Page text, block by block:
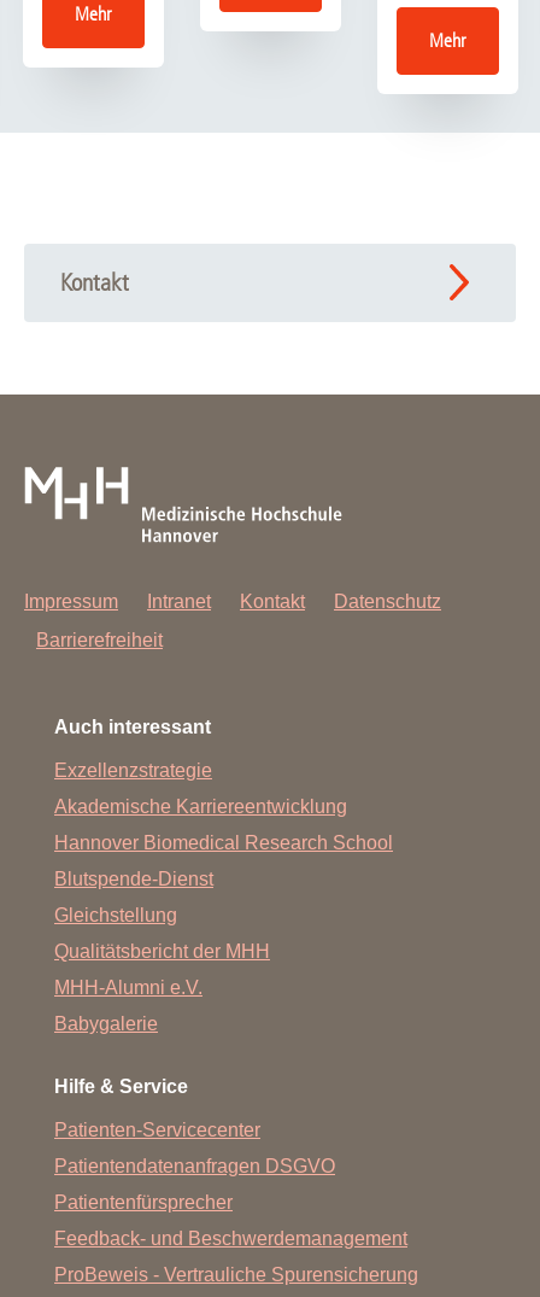
Mehr
Mehr
Kontakt
Impressum Intranet Kontakt
Datenschutz
Barrierefreiheit
Auch interessant
Exzellenzstrategie
Akademische Karriereentwicklung
Hannover Biomedical Research School
Blutspende-Dienst
Gleichstellung
Qualitätsbericht der MHH
MHH-Alumni e.V.
Babygalerie
Hilfe & Service
Patienten-Servicecenter
Patientendatenanfragen DSGVO
Patientenfürsprecher
Feedback- und Beschwerdemanagement
ProBeweis - Vertrauliche Spurensicherung